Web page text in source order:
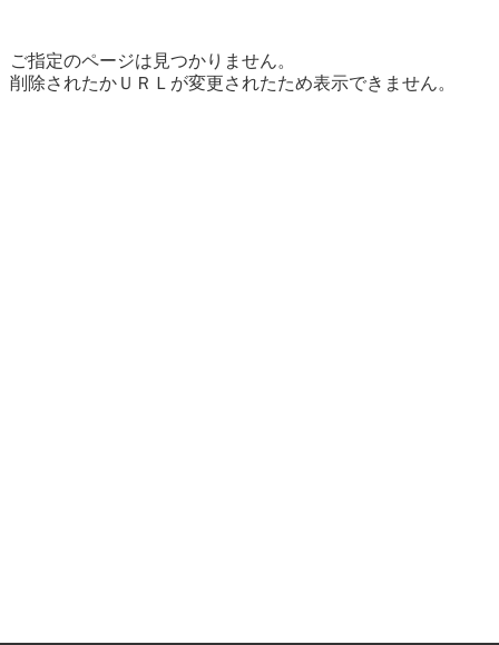
ご指定のページは見つかりません。
削除されたかＵＲＬが変更されたため表示できません。